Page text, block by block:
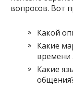
вопросов. Вот
Какой
Какие
времени
Какие